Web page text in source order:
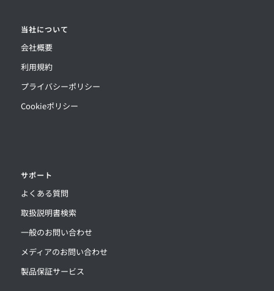
当社について
会社概要
利用規約
プライバシーポリシー
Cookieポリシー
サポート
よくある質問
取扱説明書検索
一般のお問い合わせ
メディアのお問い合わせ
製品保証サービス